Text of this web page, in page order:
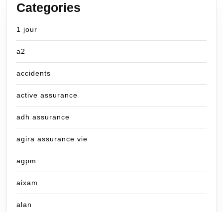
Categories
1 jour
a2
accidents
active assurance
adh assurance
agira assurance vie
agpm
aixam
alan